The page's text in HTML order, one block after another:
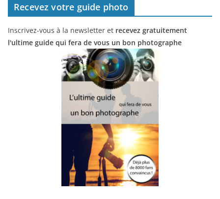
Recevez votre guide photo
Inscrivez-vous à la newsletter et recevez gratuitement
l'ultime guide qui fera de vous un bon photographe